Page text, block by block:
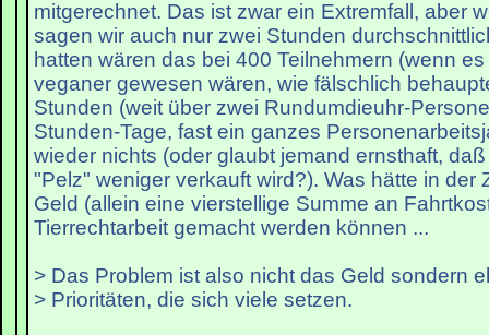
mitgerechnet. Das ist zwar ein Extremfall, aber
sagen wir auch nur zwei Stunden
hatten wären das bei 400 Teilnehmern (wenn
veganer gewesen wären, wie fälschlich
Stunden (weit über zwei Rundumdieuhr-
Stunden-Tage, fast ein ganzes
wieder nichts (oder glaubt jemand ernsthaft,
"Pelz" weniger verkauft wird?). Was hätte in der
Geld (allein eine vierstellige Summe an
Tierrechtarbeit gemacht werden können ...
> Das Problem ist also nicht das Geld sondern
> Prioritäten, die sich viele setzen.